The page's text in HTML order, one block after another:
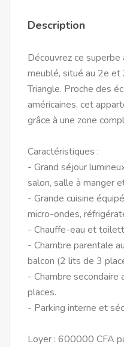
Description
Découvrez ce
meublé, situé au 2e et
Triangle. Proche des
américaines, cet
grâce à une zone
Caractéristiques :
- Grand séjour
salon, salle à manger
- Grande cuisine
micro-ondes,
- Chauffe-eau et
- Chambre parentale
balcon (2 lits de 3
- Chambre
places.
- Parking interne et
Loyer : 600000 CFA